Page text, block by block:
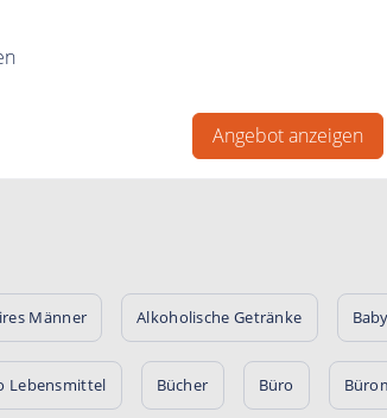
Angebot anzeigen
Männer Alkoholische Getränke
Lebensmittel Bücher Büro